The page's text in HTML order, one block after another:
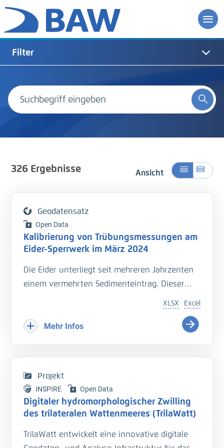
Filter
326Ergebnisse Ansicht
Geodatensatz
Open Data
Kalibrierung von Trübungsmessungen am
Eider-Sperrwerk im März 2024
Die Eider unterliegt seit mehreren Jahrzenten
einem vermehrten Sedimenteintrag. Dieser
Hinterlandes so wie die Schiffbarkeit des
Bundeswasserstraße.
der Entwässerung des Hinterlandes führt. Das
Kooperationsprojekt „Zukunft Eider“ wurde
geschaffen um Vorarbeiten zu leisten, welche
Anpassungen und Erweiterungen der
Excel
XLSX
Mehr Infos
Projekt
INSPIRE Open Data
Digitaler hydromorphologischer Zwilling
des trilateralen Wattenmeeres (TrilaWatt)
TrilaWatt entwickelt eine innovative digitale